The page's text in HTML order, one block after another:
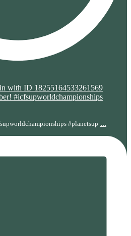
with ID 18255164533261569
#planetsup ...